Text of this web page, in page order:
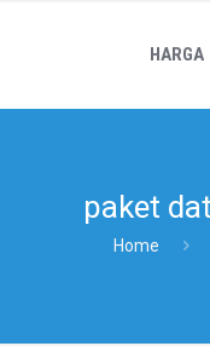
HARGA
paket
Home